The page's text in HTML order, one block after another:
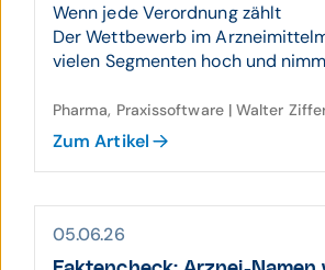
Wenn jede Verordnung zählt
Der Wettbewerb im
vielen Segmenten hoch und
Pharma, Praxissoftware | Walter
Zum Artikel
05.06.26